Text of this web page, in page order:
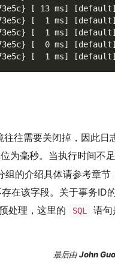
[ 13 ms]
[  1 ms]
[  1 ms]
[  0 ms]
[  1 ms]
往需要关闭掉，因此日
为毫秒。当执行时间不足
组的介绍具体请参考章节
在该字段。关于事务ID
处理，这里的 SQL 语句
最后由John Guo